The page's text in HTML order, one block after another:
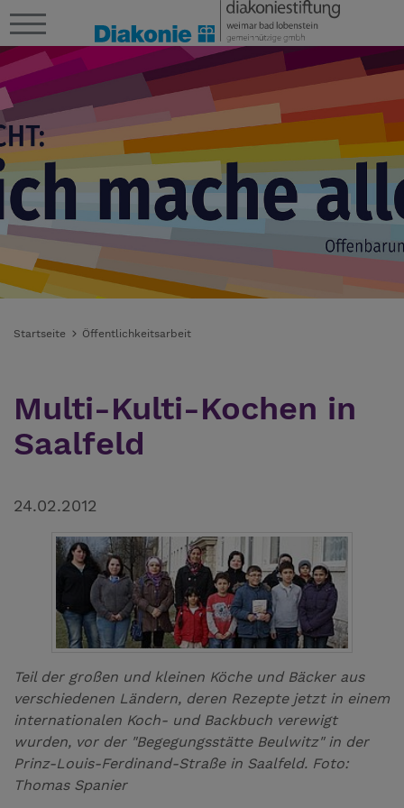
Startseite Öffentlichkeitsarbeit
Multi-Kulti-Kochen in
Saalfeld
24.02.2012
Teil der großen und kleinen Köche und Bäcker aus
verschiedenen Ländern, deren Rezepte jetzt in einem
internationalen Koch- und Backbuch verewigt
wurden, vor der "Begegungsstätte Beulwitz" in der
Prinz-Louis-Ferdinand-Straße in Saalfeld. Foto:
Thomas Spanier